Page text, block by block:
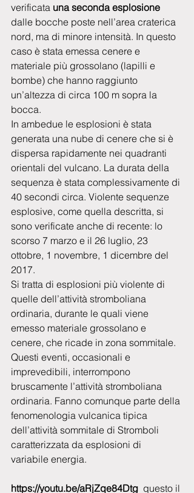
verificata una seconda esplosione
dalle bocche poste nell’area craterica
nord, ma di minore intensità. In questo
caso è stata emessa cenere e
materiale più grossolano (lapilli e
bombe) che hanno raggiunto
un’altezza di circa 100 m sopra la
bocca.
In ambedue le esplosioni è stata
generata una nube di cenere che si è
dispersa rapidamente nei quadranti
orientali del vulcano. La durata della
sequenza è stata complessivamente di
40 secondi circa. Violente sequenze
esplosive, come quella descritta, si
sono verificate anche di recente: lo
scorso 7 marzo e il 26 luglio, 23
ottobre, 1 novembre, 1 dicembre del
2017.
Si tratta di esplosioni più violente di
quelle dell’attività stromboliana
ordinaria, durante le quali viene
emesso materiale grossolano e
cenere, che ricade in zona sommitale.
Questi eventi, occasionali e
imprevedibili, interrompono
bruscamente l’attività stromboliana
ordinaria. Fanno comunque parte della
fenomenologia vulcanica tipica
dell’attività sommitale di Stromboli
caratterizzata da esplosioni di
variabile energia.
https://youtu.be/aRjZqe84Dtg questo il